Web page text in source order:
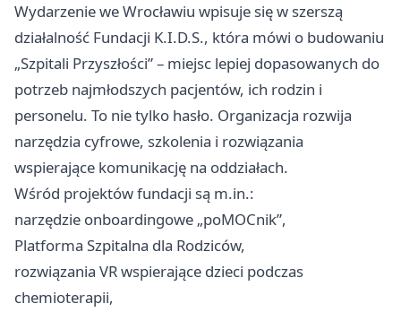
Wydarzenie we Wrocławiu wpisuje się w szerszą
działalność Fundacji K.I.D.S., która mówi o budowaniu
„Szpitali Przyszłości” – miejsc lepiej dopasowanych do
potrzeb najmłodszych pacjentów, ich rodzin i
personelu. To nie tylko hasło. Organizacja rozwija
narzędzia cyfrowe, szkolenia i rozwiązania
wspierające komunikację na oddziałach.
Wśród projektów fundacji są m.in.:
narzędzie onboardingowe „poMOCnik”,
Platforma Szpitalna dla Rodziców,
rozwiązania VR wspierające dzieci podczas
chemioterapii,